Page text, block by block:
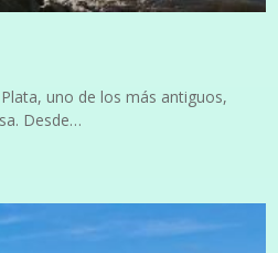
uno de los más antiguos,
Desde…